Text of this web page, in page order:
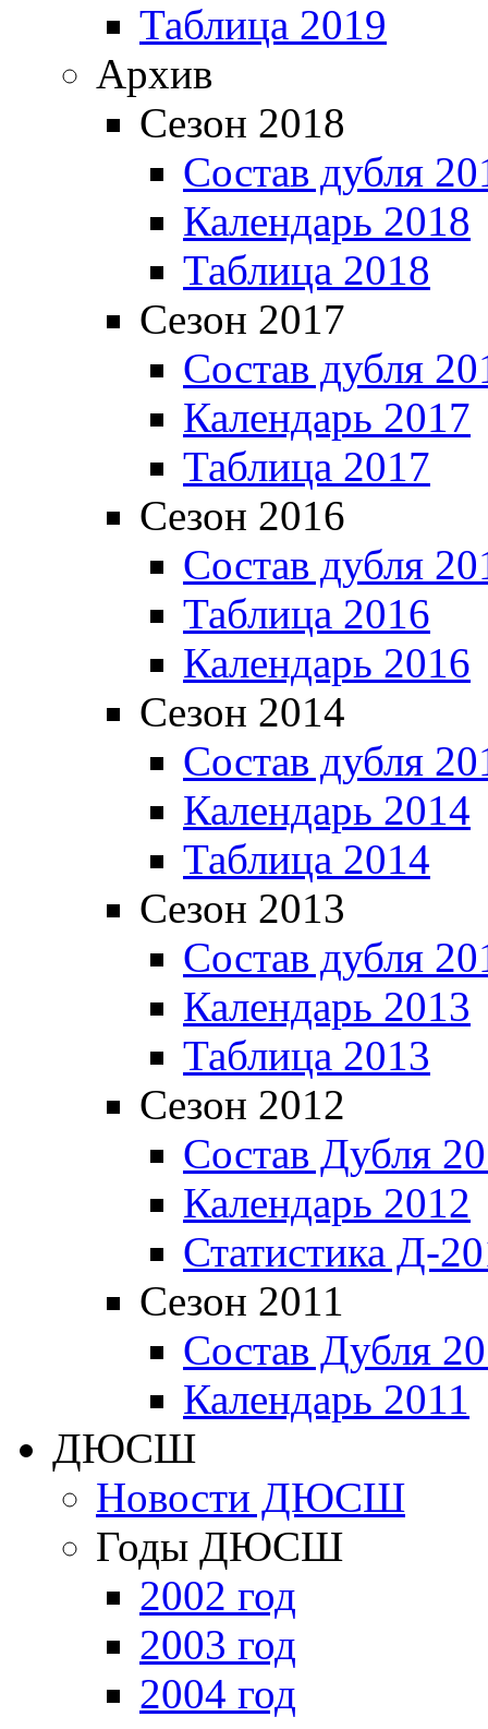
Таблица 2019
Архив
Сезон 2018
Состав дубля
Календарь 2018
Таблица 2018
Сезон 2017
Состав дубля
Календарь 2017
Таблица 2017
Сезон 2016
Состав дубля
Таблица 2016
Календарь 2016
Сезон 2014
Состав дубля
Календарь 2014
Таблица 2014
Сезон 2013
Состав дубля
Календарь 2013
Таблица 2013
Сезон 2012
Состав Дубля
Календарь 2012
Статистика Д-
Сезон 2011
Состав Дубля
Календарь 2011
ДЮСШ
Новости ДЮСШ
Годы ДЮСШ
2002 год
2003 год
2004 год